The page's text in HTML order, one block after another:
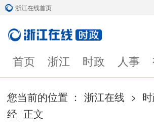
浙江在线首页
首页 浙江 时政 人事
您当前的位置 ： 浙江在线 >
经 正文